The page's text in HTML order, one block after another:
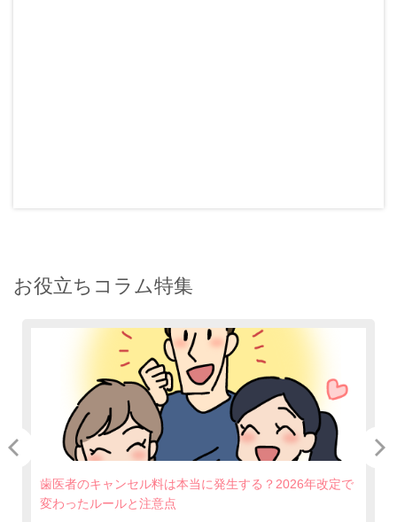
お役立ちコラム特集
歯医者のキャンセル料は本当に発生する？2026年改定で
変わったルールと注意点